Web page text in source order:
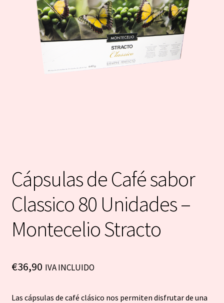
Cápsulas de Café sabor
Classico 80 Unidades –
Montecelio Stracto
€36,90 IVA INCLUIDO
Las cápsulas de café clásico nos permiten disfrutar de una